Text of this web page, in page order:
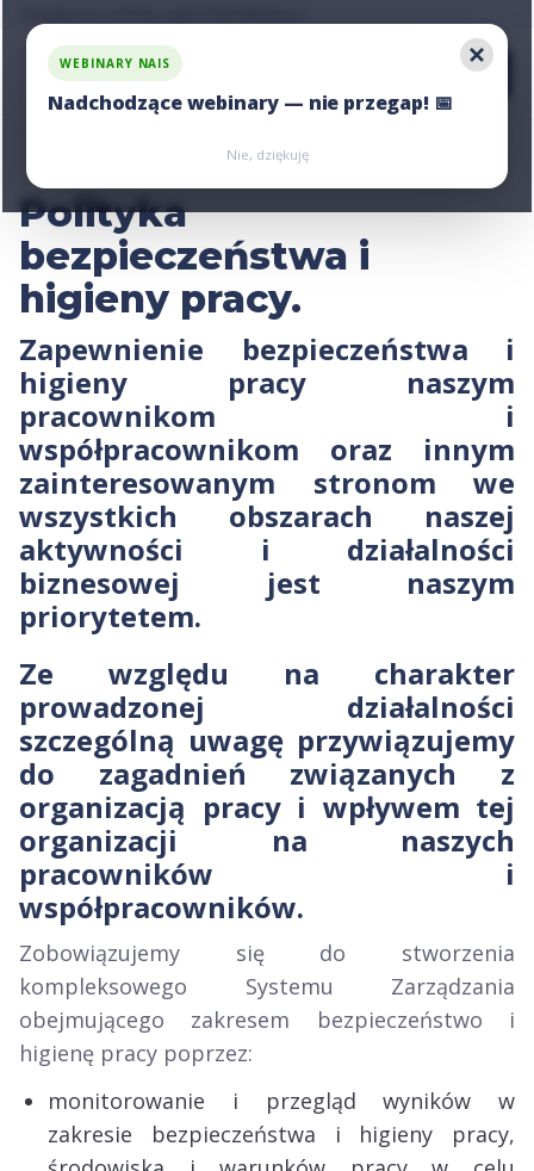
Polityka
bezpieczeństwa i
higieny pracy.
Zapewnienie bezpieczeństwa i
higieny pracy naszym
pracownikom i
współpracownikom oraz innym
zainteresowanym stronom we
wszystkich obszarach naszej
aktywności i działalności
biznesowej jest naszym
priorytetem.
Ze względu na charakter
prowadzonej działalności
szczególną uwagę przywiązujemy
do zagadnień związanych z
organizacją pracy i wpływem tej
organizacji na naszych
pracowników i
współpracowników.
Zobowiązujemy się do stworzenia
kompleksowego Systemu Zarządzania
obejmującego zakresem bezpieczeństwo i
higienę pracy poprzez:
monitorowanie i przegląd wyników w
zakresie bezpieczeństwa i higieny pracy,
WEBINARY NAIS
Nadchodzące webinary — nie przegap! 📅
Zarejestruj się
Zarejestruj się
Nie, dziękuję